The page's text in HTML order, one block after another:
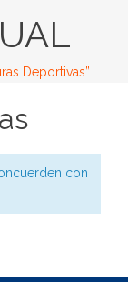
Deportivas”
con